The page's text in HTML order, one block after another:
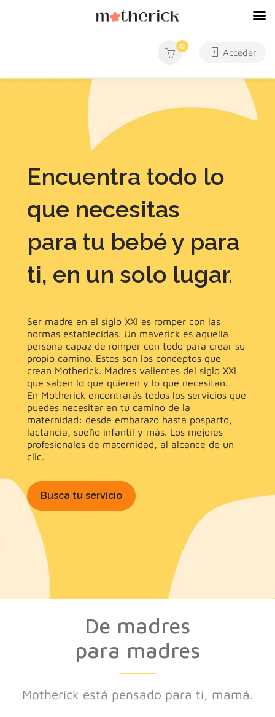
0
Acceder
Encuentra todo lo
que necesitas
para tu bebé y para
ti, en un solo lugar.
Ser madre en el siglo XXI es romper con las
normas establecidas. Un maverick es aquella
persona capaz de romper con todo para crear su
propio camino. Estos son los conceptos que
crean Motherick. Madres valientes del siglo XXI
que saben lo que quieren y lo que necesitan.
En Motherick encontrarás todos los servicios que
puedes necesitar en tu camino de la
maternidad: desde embarazo hasta posparto,
lactancia, sueño infantil y más. Los mejores
profesionales de maternidad, al alcance de un
clic.
Busca tu servicio
De madres
para madres
Motherick está pensado para ti, mamá.